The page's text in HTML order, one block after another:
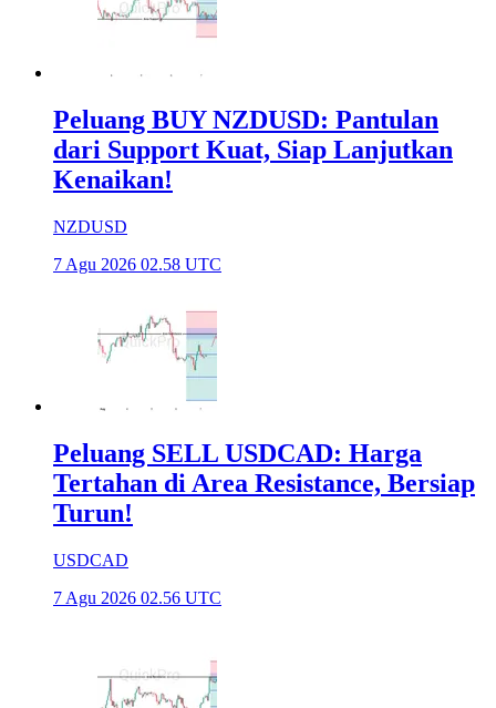
Peluang BUY NZDUSD: Pantulan
dari Support Kuat, Siap Lanjutkan
Kenaikan!
NZDUSD
7 Agu 2026 02.58 UTC
Peluang SELL USDCAD: Harga
Tertahan di Area Resistance, Bersiap
Turun!
USDCAD
7 Agu 2026 02.56 UTC